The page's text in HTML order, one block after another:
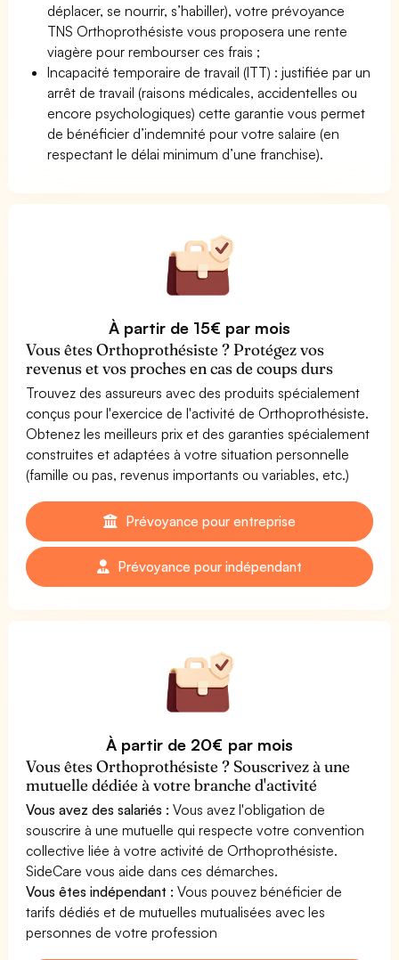
déplacer, se nourrir, s’habiller), votre prévoyance
TNS Orthoprothésiste vous proposera une rente
viagère pour rembourser ces frais ;
Incapacité temporaire de travail (ITT) : justifiée par un
arrêt de travail (raisons médicales, accidentelles ou
encore psychologiques) cette garantie vous permet
de bénéficier d’indemnité pour votre salaire (en
respectant le délai minimum d’une franchise).
À partir de 15€ par mois
Vous êtes Orthoprothésiste ? Protégez vos
revenus et vos proches en cas de coups durs
Trouvez des assureurs avec des produits spécialement
conçus pour l'exercice de l'activité de Orthoprothésiste.
Obtenez les meilleurs prix et des garanties spécialement
construites et adaptées à votre situation personnelle
(famille ou pas, revenus importants ou variables, etc.)
Prévoyance pour entreprise
Prévoyance pour indépendant
À partir de 20€ par mois
Vous êtes Orthoprothésiste ? Souscrivez à une
mutuelle dédiée à votre branche d'activité
Vous avez des salariés : Vous avez l'obligation de
souscrire à une mutuelle qui respecte votre convention
collective liée à votre activité de Orthoprothésiste.
SideCare vous aide dans ces démarches.
Vous êtes indépendant : Vous pouvez bénéficier de
tarifs dédiés et de mutuelles mutualisées avec les
personnes de votre profession